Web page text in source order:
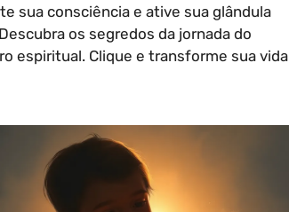
sua consciência e ative sua glândula
os segredos da jornada do
espiritual. Clique e transforme sua vida